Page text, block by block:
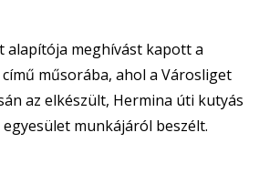
alapítója meghívást kapott a
műsorába, ahol a Városliget
az elkészült, Hermina úti kutyás
munkájáról beszélt.